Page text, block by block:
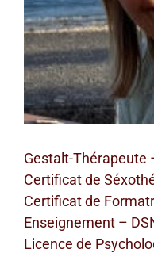
Gestalt-Thérapeute
Certificat de
Certificat de
Enseignement –
Licence de